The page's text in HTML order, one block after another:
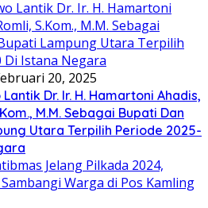
20, 2025
Dr. Ir. H. Hamartoni Ahadis,
M.M. Sebagai Bupati Dan
Utara Terpilih Periode 2025-